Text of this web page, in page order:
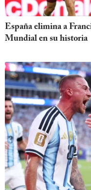
España elimina a
Mundial en su historia